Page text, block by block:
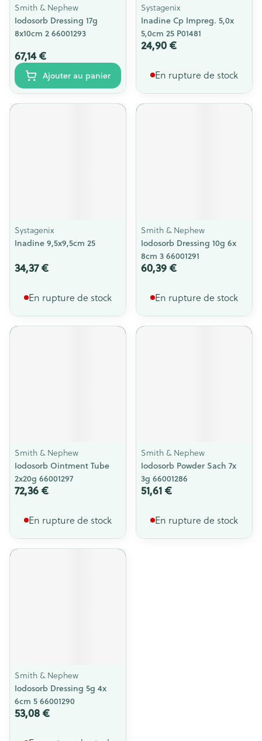
Smith & Nephew
Iodosorb Dressing 17g
8x10cm 2 66001293
67,14 €
Ajouter au panier
Systagenix
Inadine Cp Impreg. 5,0x
5,0cm 25 P01481
24,90 €
En rupture de stock
Systagenix
Inadine 9,5x9,5cm 25
34,37 €
En rupture de stock
Smith & Nephew
Iodosorb Dressing 10g 6x
8cm 3 66001291
60,39 €
En rupture de stock
Smith & Nephew
Iodosorb Ointment Tube
2x20g 66001297
72,36 €
En rupture de stock
Smith & Nephew
Iodosorb Powder Sach 7x
3g 66001286
51,61 €
En rupture de stock
Smith & Nephew
Iodosorb Dressing 5g 4x
6cm 5 66001290
53,08 €